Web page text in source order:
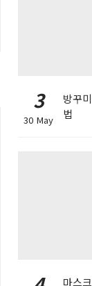
3
30 May
방꾸
법
마스